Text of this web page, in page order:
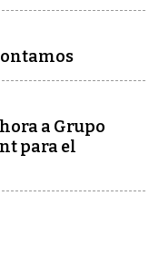
a Grupo
para el